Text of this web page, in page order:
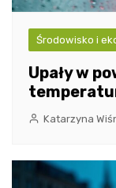
Środowisko i
Upały w
Katarzyna